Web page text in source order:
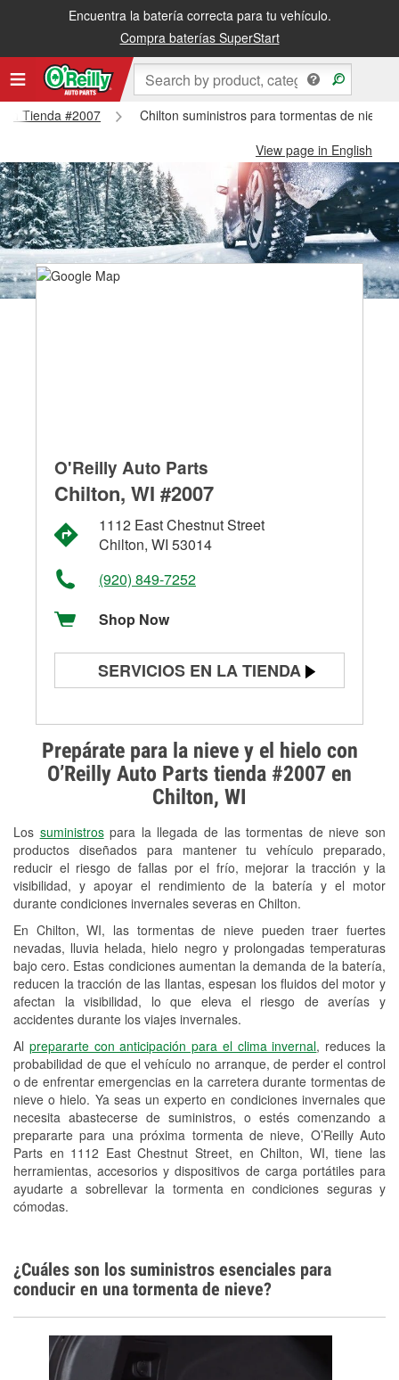
Encuentra la batería correcta para tu vehículo.
Compra baterías SuperStart
Tienda #2007
Chilton suministros para tormentas de nieve
View page in English
Prepárate para la nieve y el hielo con
O’Reilly Auto Parts tienda #2007 en
Chilton, WI
Los suministrospara la llegada de las tormentas de nieve son
productos diseñados para mantener tu vehículo preparado,
reducir el riesgo de fallas por el frío, mejorar la tracción y la
visibilidad, y apoyar el rendimiento de la batería y el motor
durante condiciones invernales severas en Chilton.
En Chilton, WI, las tormentas de nieve pueden traer fuertes
nevadas, lluvia helada, hielo negro y prolongadas temperaturas
bajo cero. Estas condiciones aumentan la demanda de la batería,
reducen la tracción de las llantas, espesan los fluidos del motor y
afectan la visibilidad, lo que eleva el riesgo de averías y
accidentes durante los viajes invernales.
Al prepararte con anticipación para el clima invernal, reduces la
probabilidad de que el vehículo no arranque, de perder el control
o de enfrentar emergencias en la carretera durante tormentas de
nieve o hielo. Ya seas un experto en condiciones invernales que
necesita abastecerse de suministros, o estés comenzando a
prepararte para una próxima tormenta de nieve, O’Reilly Auto
Parts en 1112 East Chestnut Street, en Chilton, WI, tiene las
herramientas, accesorios y dispositivos de carga portátiles para
ayudarte a sobrellevar la tormenta en condiciones seguras y
cómodas.
O'Reilly Auto Parts
Chilton, WI #2007
1112 East Chestnut Street
Chilton, WI 53014
(920) 849-7252
Shop Now
SERVICIOS EN LA TIENDA
Prueba de alternadores y
arrancadores
Revisión de la luz "Check Engine"
Reciclaje de baterías y aceite
Instalación de bombillas de faros
Instalación de limpiaparabrisas
Programa de Préstamo de
Herramientas
Rectificación de tambores y discos de
freno
Snowstorm Supplies
Tornado Supplies
Conoce más
¿Cuáles son los suministros esenciales para
conducir en una tormenta de nieve?